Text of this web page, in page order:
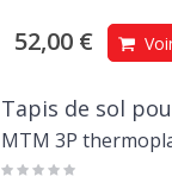
52,00 €
Tapis de sol
MTM 3P